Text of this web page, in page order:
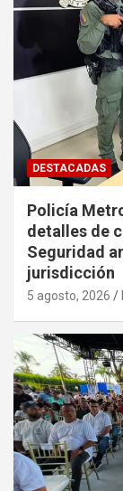
DESTACADAS
Policía
detalles de
Seguridad
jurisdicción
5 agosto, 2026